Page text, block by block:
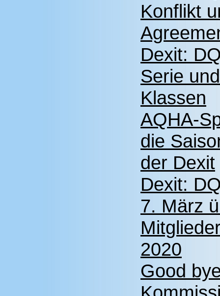
Konflikt
Dexit:
Serie
Klassen
AQHA-
die
der Dexit
Dexit:
7. März
2020
Good